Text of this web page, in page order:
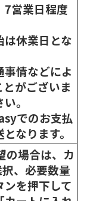
7営業日程度
休業日とな
情などによ
がございま
。
でのお支払
なります。
場合は、カ
、必要数量
を押下して